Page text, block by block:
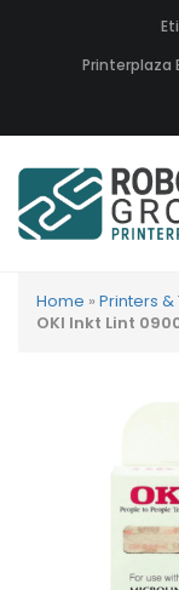
Printerplaza
Home » Printers
OKI Inkt Lint